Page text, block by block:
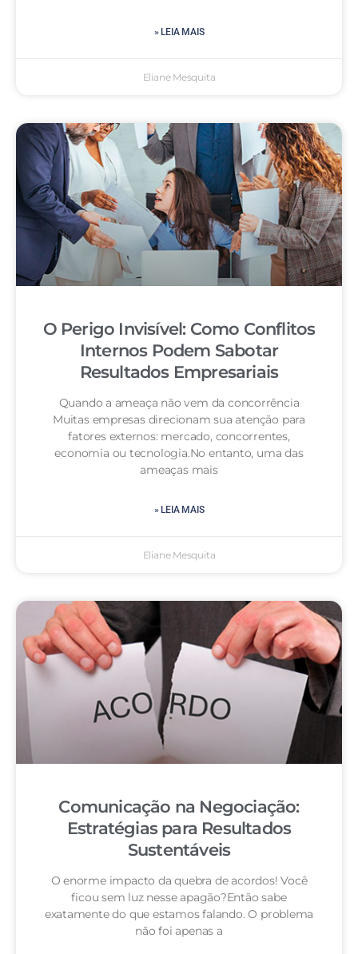
» LEIA MAIS
Eliane Mesquita
O Perigo Invisível: Como Conflitos
Internos Podem Sabotar
Resultados Empresariais
Quando a ameaça não vem da concorrência
Muitas empresas direcionam sua atenção para
fatores externos: mercado, concorrentes,
economia ou tecnologia.No entanto, uma das
ameaças mais
» LEIA MAIS
Eliane Mesquita
Comunicação na Negociação:
Estratégias para Resultados
Sustentáveis
O enorme impacto da quebra de acordos! Você
ficou sem luz nesse apagão?Então sabe
exatamente do que estamos falando. O problema
não foi apenas a